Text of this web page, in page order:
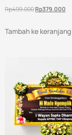
Rp499.000Rp379.000
Tambah ke keranjang